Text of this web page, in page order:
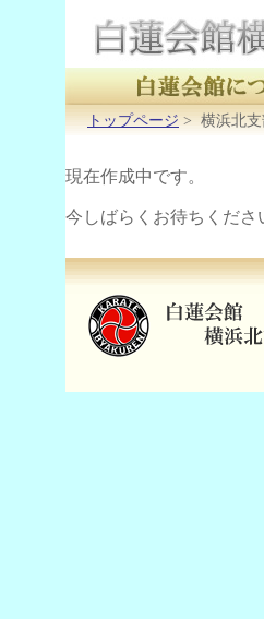
トップページ> 横浜北
現在作成中です。
今しばらくお待ちくださ